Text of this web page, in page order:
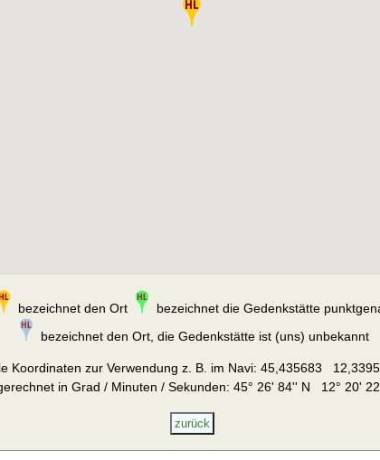
bezeichnet den Ort
bezeichnet die Gedenkstätte
bezeichnet den Ort, die Gedenkstätte ist (uns) unbekannt
Koordinaten zur Verwendung z. B. im Navi: 45,435683
in Grad / Minuten / Sekunden: 45° 26' 84'' N 12° 20'